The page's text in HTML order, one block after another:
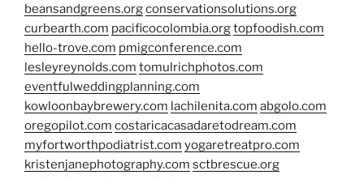
beansandgreens.orgconservationsolutions.org
curbearth.com pacificocolombia.orgtopfoodish.com
hello-trove.com pmigconference.com
lesleyreynolds.com tomulrichphotos.com
eventfulweddingplanning.com
kowloonbaybrewery.com lachilenita.com abgolo.com
oregopilot.com costaricacasadaretodream.com
myfortworthpodiatrist.com yogaretreatpro.com
kristenjanephotography.com sctbrescue.org